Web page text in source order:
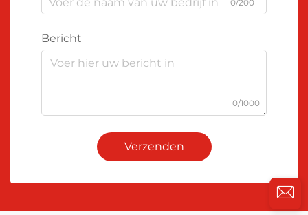
0/200
Bericht
0/1000
Verzenden